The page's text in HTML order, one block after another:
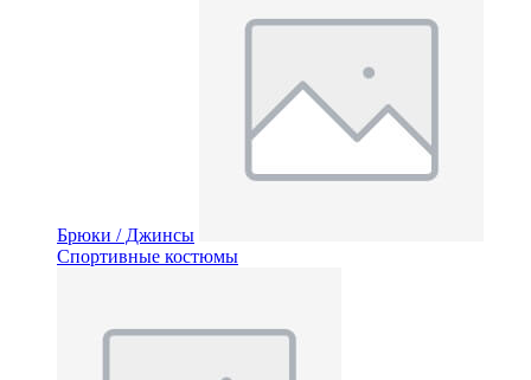
Брюки / Джинсы
Спортивные костюмы